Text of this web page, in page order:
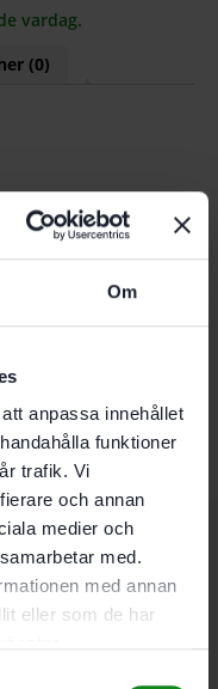
Om
anpassa innehållet
funktioner
trafik. Vi
och annan
medier och
med.
med annan
eller som de har
vardag.
(0)
en recension.